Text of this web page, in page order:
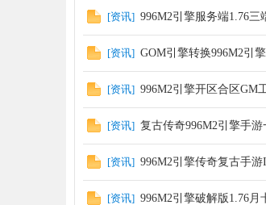
论
[资讯] 996M2引擎服务端1.76
[资讯] GOM引擎转换996M2引
[资讯] 996M2引擎开区合区GM
[资讯] 复古传奇996M2引擎手
[资讯] 996M2引擎传奇复古手
[资讯] 996M2引擎破解版1.76